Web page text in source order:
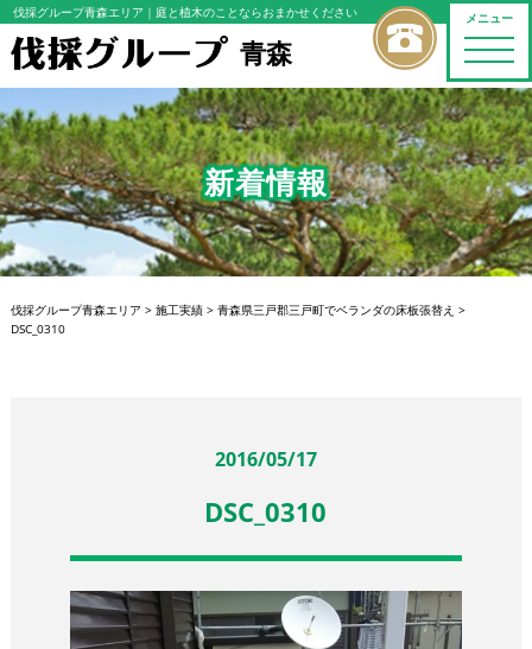
メニュー
toggle
伐採グループ青森エリア ｜庭と植木のことならおまかせください
青森
新着情報
伐採グループ青森エリア > 施工実績> 青森県三戸郡三戸町でベランダの床板張替え >
DSC_0310
2016/05/17
DSC_0310